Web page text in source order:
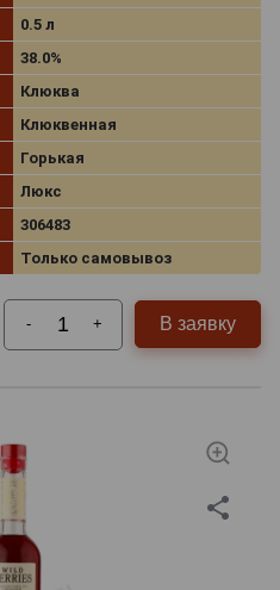
0.5 л
38.0%
Клюква
Клюквенная
Горькая
Люкс
306483
Только самовывоз
- + В заявку